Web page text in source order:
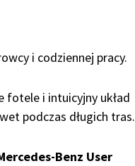
i codziennej pracy.
fotele i intuicyjny układ
podczas długich tras.
Benz User